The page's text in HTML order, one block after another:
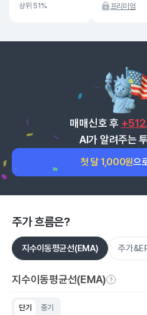
상위 51% 프리미엄
매매신호 후
AI가 알려주는
첫 달 1,000원으
주가 흐름은?
지수이동평균선(EMA) 주가
지수이동평균선(EMA)
단기 중기